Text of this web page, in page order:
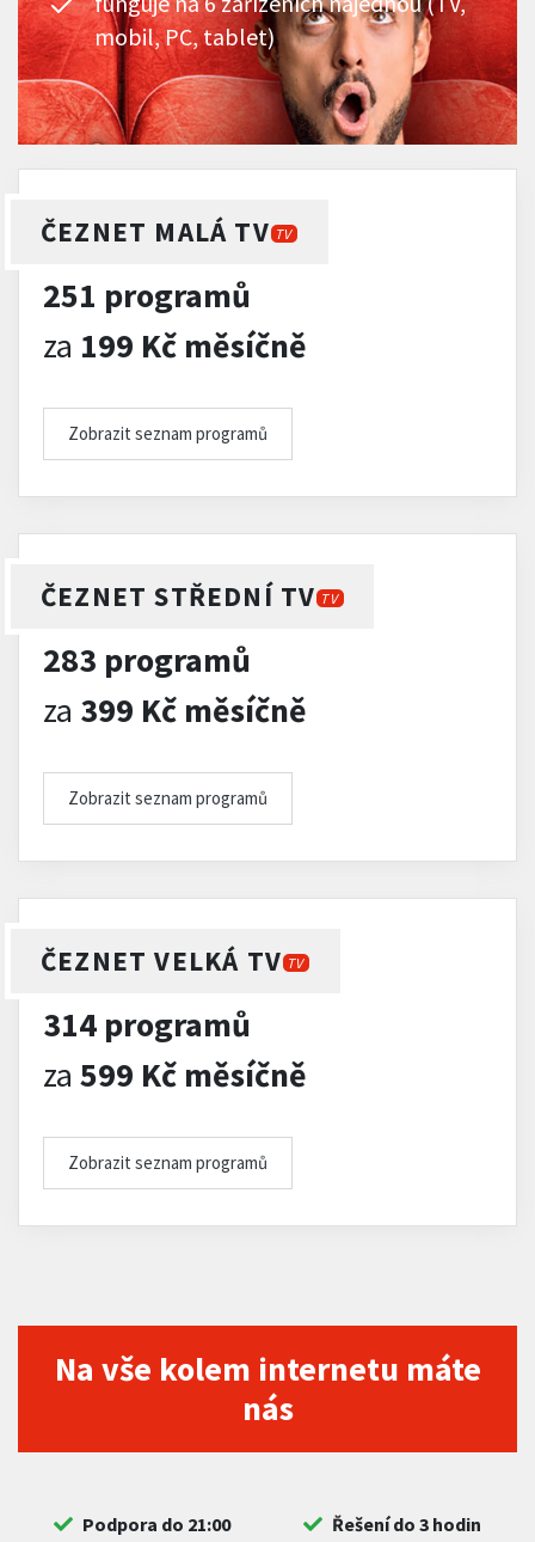
mobil, PC, tablet)
ČEZNET MALÁ TV TV
251 programů
za 199 Kč měsíčně
Zobrazit seznam programů
ČEZNET STŘEDNÍ TV TV
283 programů
za 399 Kč měsíčně
Zobrazit seznam programů
ČEZNET VELKÁ TV TV
314 programů
za 599 Kč měsíčně
Zobrazit seznam programů
Na vše kolem internetu máte
nás
Podpora do 21:00 Řešení do 3 hodin